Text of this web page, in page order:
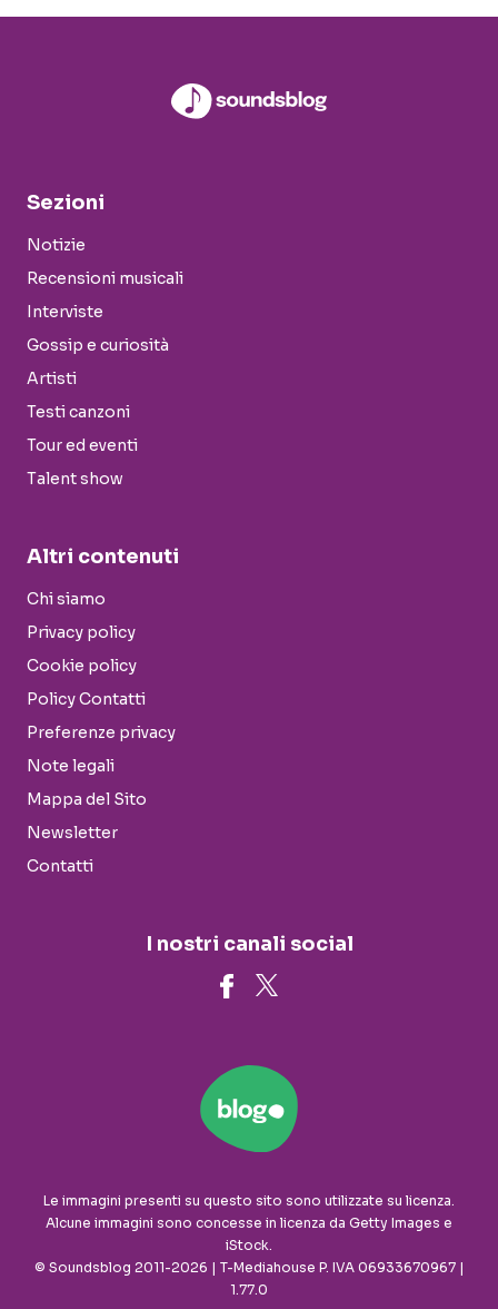
Sezioni
Notizie
Recensioni musicali
Interviste
Gossip e curiosità
Artisti
Testi canzoni
Tour ed eventi
Talent show
Altri contenuti
Chi siamo
Privacy policy
Cookie policy
Policy Contatti
Preferenze privacy
Note legali
Mappa del Sito
Newsletter
Contatti
I nostri canali social
Le immagini presenti su questo sito sono utilizzate su licenza.
Alcune immagini sono concesse in licenza da Getty Images e
iStock.
© Soundsblog 2011-2026 | T-Mediahouse P. IVA 06933670967 |
1.77.0